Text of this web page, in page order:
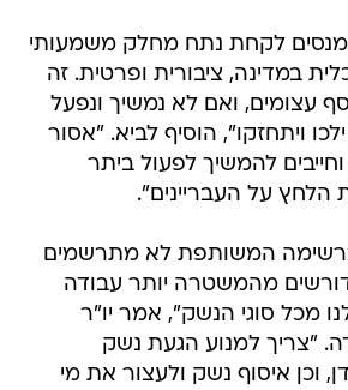
לקחת נתח מחלק משמעותי
במדינה, ציבורית ופרטית. זה
עצומים, ואם לא נמשיך ונפעל
ויתחזקו", הוסיף לביא. "אסור
להמשיך לפעול ביתר
הלחץ על העבריינים".
המשותפת לא מתרשמים
מהמשטרה יותר עבודה
מכל סוגי הנשק", אמר יו"ר
"צריך למנוע הגעת נשק
וכן איסוף נשק ולעצור את מי